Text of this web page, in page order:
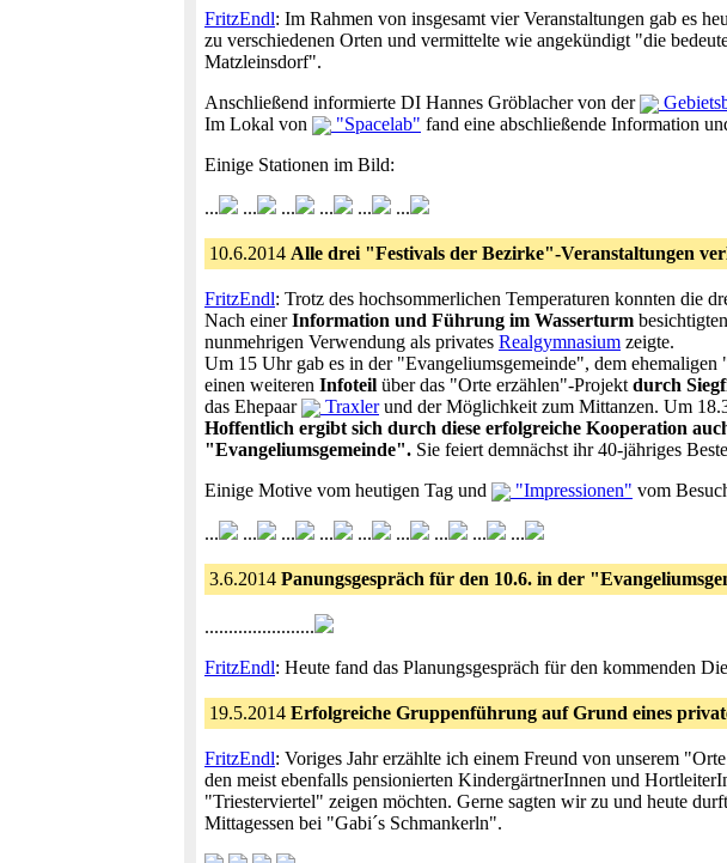
FritzEndl: Im Rahmen von insgesamt vier Veranstaltungen gab es
zu verschiedenen Orten und vermittelte wie angekündigt "die
Matzleinsdorf".
Anschließend informierte DI Hannes Gröblacher von der
Im Lokal von
"Spacelab" fand eine abschließende Information
Einige Stationen im Bild:
... ... ... ... ... ...
10.6.2014 Alle drei "Festivals der Bezirke"-Veranstaltungen
FritzEndl: Trotz des hochsommerlichen Temperaturen konnten die
Nach einerInformation und Führung im Wasserturm
nunmehrigen Verwendung als privates Realgymnasium zeigte.
Um 15 Uhr gab es in der "Evangeliumsgemeinde", dem
einen weiteren Infoteil über das "Orte erzählen"-Projekt durch
das Ehepaar
Traxlerund der Möglichkeit zum Mittanzen. Um
Hoffentlich ergibt sich durch diese erfolgreiche Kooperation
"Evangeliumsgemeinde". Sie feiert demnächst ihr 40-jähriges
Einige Motive vom heutigen Tag und
"Impressionen" vom
... ... ... ... ... ... ... ... ...
3.6.2014 Panungsgespräch für den 10.6. in der
.......................
FritzEndl: Heute fand das Planungsgespräch für den kommenden
19.5.2014 Erfolgreiche Gruppenführung auf Grund eines
FritzEndl: Voriges Jahr erzählte ich einem Freund von unserem
den meist ebenfalls pensionierten KindergärtnerInnen und
"Triesterviertel" zeigen möchten. Gerne sagten wir zu und heute
Mittagessen bei "Gabi´s Schmankerln".